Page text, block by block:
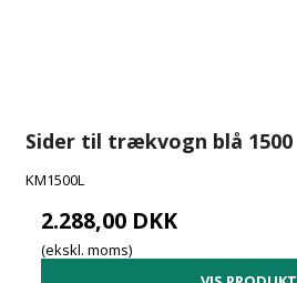
Sider til trækvogn blå 1500
KM1500L
2.288,00 DKK
(ekskl. moms)